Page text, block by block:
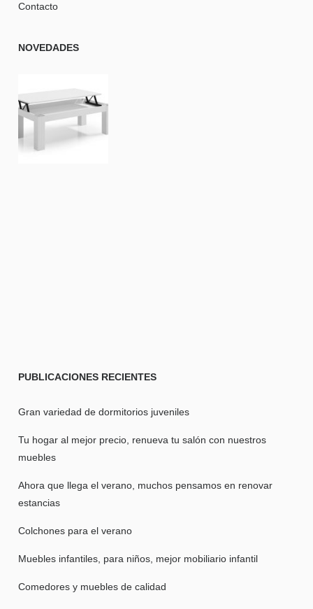
Contacto
NOVEDADES
PUBLICACIONES RECIENTES
Gran variedad de dormitorios juveniles
Tu hogar al mejor precio, renueva tu salón con nuestros
muebles
Ahora que llega el verano, muchos pensamos en renovar
estancias
Colchones para el verano
Muebles infantiles, para niños, mejor mobiliario infantil
Comedores y muebles de calidad